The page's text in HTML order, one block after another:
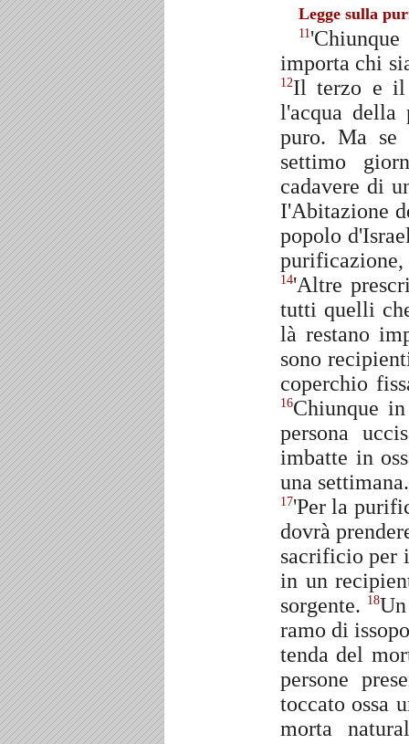
Legge sulla
11
importa chi
12Il terzo e il
l'acqua della
puro. Ma
settimo
cadavere di
I'Abitazione
popolo
purificazione,
14'Altre
tutti quelli
là restano
sono
coperchio
16Chiunque
persona
imbatte in
una settimana.
17'Per la
dovrà
sacrificio per
in un
sorgente. 18
ramo di
tenda del
persone
toccato ossa
morta